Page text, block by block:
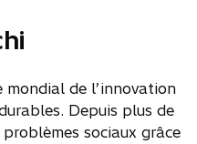
mondial de l’innovation
Depuis plus de
sociaux grâce